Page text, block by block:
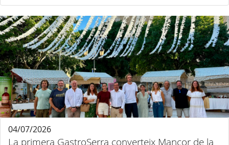
La primera GastroSerra converteix Mancor de la
04/07/2026